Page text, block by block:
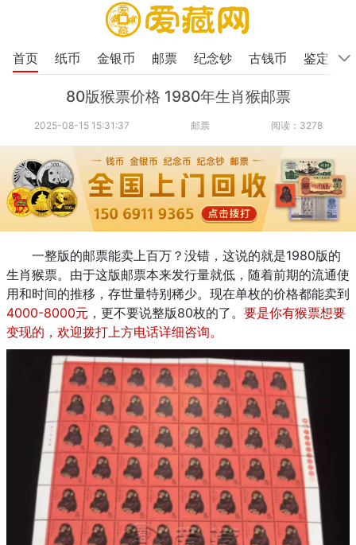
首页 纸币 金银币 邮票 纪念钞 古钱币 鉴定
80版猴票价格 1980年生肖猴邮票
2025-08-15 15:31:37 邮票 阅读：3278
一整版的邮票能卖上百万？没错，这说的就是1980版的
生肖猴票。由于这版邮票本来发行量就低，随着前期的流通使
用和时间的推移，存世量特别稀少。现在单枚的价格都能卖到
4000-8000元 ，更不要说整版80枚的了。 要是你有猴票想要
变现的，欢迎拨打上方电话详细咨询。